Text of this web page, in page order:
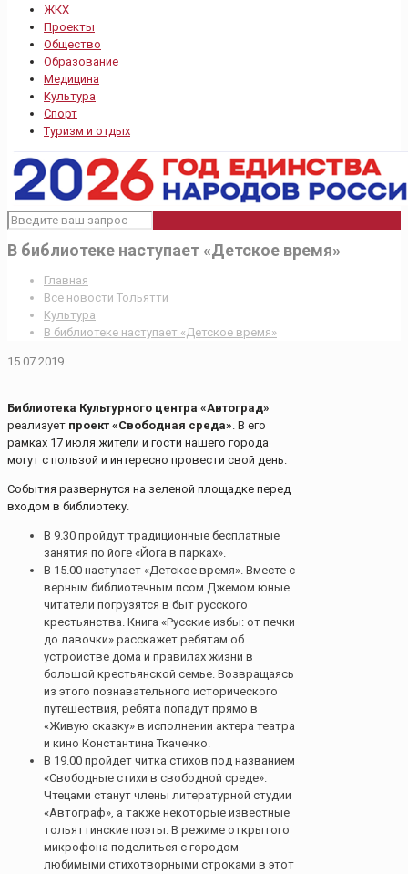
ЖКХ
Проекты
Общество
Образование
Медицина
Культура
Спорт
Туризм и отдых
В библиотеке наступает «Детское время»
Главная
Все новости Тольятти
Культура
В библиотеке наступает «Детское время»
15.07.2019
Библиотека Культурного центра «Автоград»
реализует проект «Свободная среда». В его
рамках 17 июля жители и гости нашего города
могут с пользой и интересно провести свой день.
События развернутся на зеленой площадке перед
входом в библиотеку.
В 9.30 пройдут традиционные бесплатные
занятия по йоге «Йога в парках».
В 15.00 наступает «Детское время». Вместе с
верным библиотечным псом Джемом юные
читатели погрузятся в быт русского
крестьянства. Книга «Русские избы: от печки
до лавочки» расскажет ребятам об
устройстве дома и правилах жизни в
большой крестьянской семье. Возвращаясь
из этого познавательного исторического
путешествия, ребята попадут прямо в
«Живую сказку» в исполнении актера театра
и кино Константина Ткаченко.
В 19.00 пройдет читка стихов под названием
«Свободные стихи в свободной среде».
Чтецами станут члены литературной студии
«Автограф», а также некоторые известные
тольяттинские поэты. В режиме открытого
микрофона поделиться с городом
любимыми стихотворными строками в этот